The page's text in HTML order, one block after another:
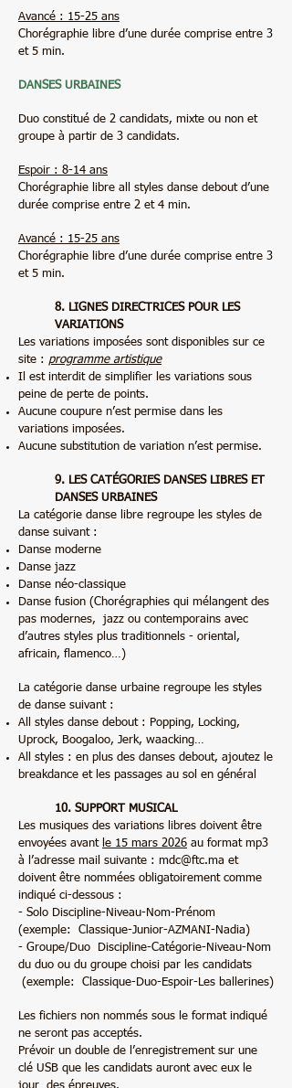
Avancé : 15-25 ans
Chorégraphie libre d’une durée comprise entre 3
et 5 min.
DANSES URBAINES
Duo constitué de 2 candidats, mixte ou non et
groupe à partir de 3 candidats.
Espoir : 8-14 ans
Chorégraphie libre all styles danse debout d’une
durée comprise entre 2 et 4 min.
Avancé : 15-25 ans
Chorégraphie libre d’une durée comprise entre 3
et 5 min.
8. LIGNES DIRECTRICES POUR LES
VARIATIONS
Les variations imposées sont disponibles sur ce
site : programme artistique
Il est interdit de simplifier les variations sous
peine de perte de points.
Aucune coupure n’est permise dans les
variations imposées.
Aucune substitution de variation n’est permise.
9. LES CATÉGORIES DANSES LIBRES ET
DANSES URBAINES
La catégorie danse libre regroupe les styles de
danse suivant :
Danse moderne
Danse jazz
Danse néo-classique
Danse fusion (Chorégraphies qui mélangent des
pas modernes, jazz ou contemporains avec
d’autres styles plus traditionnels - oriental,
africain, flamenco…)
La catégorie danse urbaine regroupe les styles
de danse suivant :
All styles danse debout : Popping, Locking,
Uprock, Boogaloo, Jerk, waacking…
All styles : en plus des danses debout, ajoutez le
breakdance et les passages au sol en général
10. SUPPORT MUSICAL
Les musiques des variations libres doivent être
envoyées avant le 15 mars 2026 au format mp3
à l’adresse mail suivante : mdc@ftc.ma et
doivent être nommées obligatoirement comme
indiqué ci-dessous :
- Solo Discipline-Niveau-Nom-Prénom
(exemple: Classique-Junior-AZMANI-Nadia)
- Groupe/Duo Discipline-Catégorie-Niveau-Nom
du duo ou du groupe choisi par les candidats
(exemple: Classique-Duo-Espoir-Les ballerines)
Les fichiers non nommés sous le format indiqué
ne seront pas acceptés.
Prévoir un double de l’enregistrement sur une
clé USB que les candidats auront avec eux le